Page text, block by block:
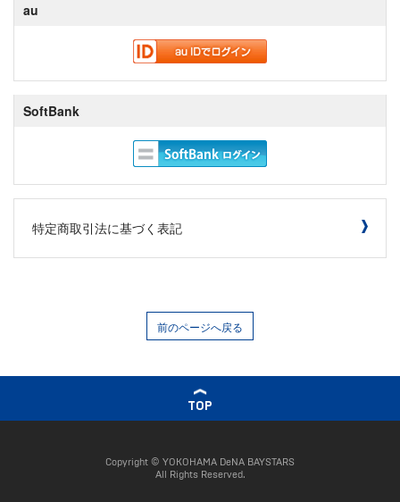
au
SoftBank
特定商取引法に基づく表記
前のページへ戻る
TOP
Copyright © YOKOHAMA DeNA BAYSTARS
All Rights Reserved.